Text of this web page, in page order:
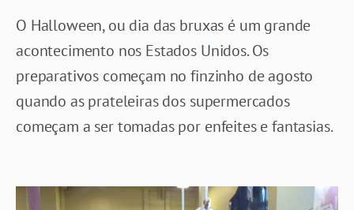
O Halloween, ou dia das bruxas é um grande
acontecimento nos Estados Unidos. Os
preparativos começam no finzinho de agosto
quando as prateleiras dos supermercados
começam a ser tomadas por enfeites e fantasias.